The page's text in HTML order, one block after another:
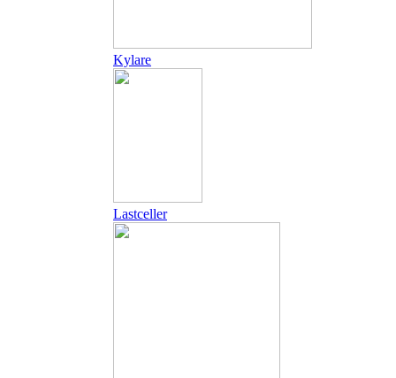
Kylare
Lastceller